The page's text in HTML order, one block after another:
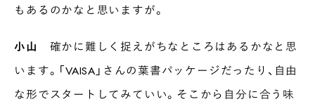
もあるのかなと思いますが。
小山
確かに難しく捉えがちなところはあるかなと思
います。「VAISA」さんの葉書パッケージだったり、自由
な形でスタートしてみていい。そこから自分に合う味